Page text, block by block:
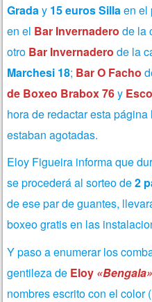
Graday 15 euros Sillaen el
en el Bar Invernadero de la
otro Bar Invernadero de la
Marchesi 18; Bar O Facho
de Boxeo Brabox 76y
hora de redactar esta
estaban agotadas.
Eloy Figueira informa que
se procederá al sorteo de2
de ese par de guantes,
boxeo gratis en las
Y paso a enumerar los
gentileza de Eloy «Bengala»
nombres escrito con el color